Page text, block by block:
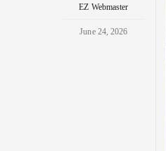
EZ Webmaster
June 24, 2026